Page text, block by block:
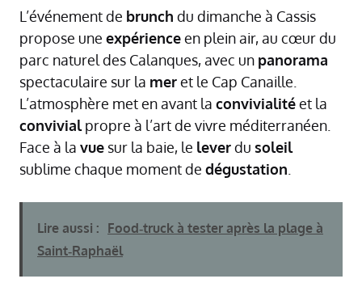
L’événement de brunch du dimanche à Cassis
propose une expérienceen plein air, au cœur du
parc naturel des Calanques, avec un panorama
spectaculaire sur la meret le Cap Canaille.
L’atmosphère met en avant la convivialitéet la
convivialpropre à l’art de vivre méditerranéen.
Face à la vue sur la baie, le leverdu soleil
sublime chaque moment de dégustation
Lire aussi : Food‑truck à tester après la plage à
Saint‑Raphaël